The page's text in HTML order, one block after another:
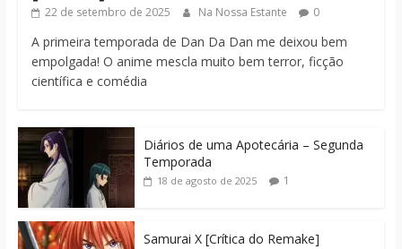
22 de setembro de 2025 Na Nossa Estante 0
A primeira temporada de Dan Da Dan me deixou bem
empolgada! O anime mescla muito bem terror, ficção
científica e comédia
Diários de uma Apotecária – Segunda
Temporada
18 de agosto de 2025 1
Samurai X [Crítica do Remake]